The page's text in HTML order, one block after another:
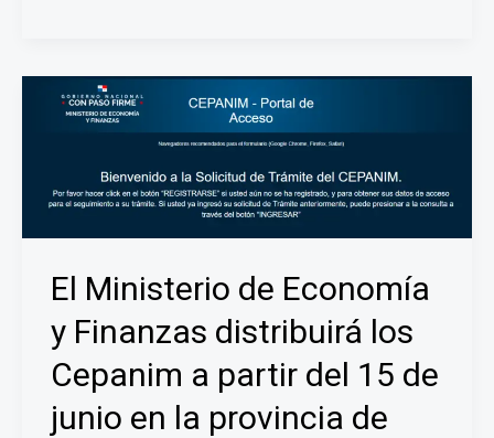
habilitará
sucursales
negociación
certificados
El Ministerio de Economía
y Finanzas distribuirá los
Cepanim a partir del 15 de
junio en la provincia de